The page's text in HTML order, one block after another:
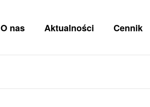
O nas Aktualności Cennik